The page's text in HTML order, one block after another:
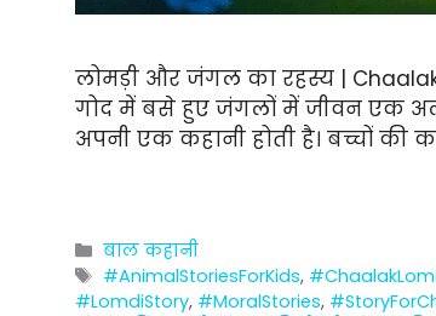
लोमड़ी और जंगल का रहस्य | Chaalak
गोद में बसे हुए जंगलों में जीवन एक
अपनी एक कहानी होती है। बच्चों की
Categories
बाल कहानी
Tags
#AnimalStoriesForKids,
#LomdiStory, #MoralStories,